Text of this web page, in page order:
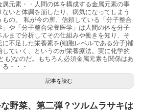
属元素・・人間の体を構成する金属元素の事
ないと体調を崩したり、病気になってしまう
もの。 私が今の所、信頼している「分子整合
」や「分子整合栄養医学」は人間の体を分子
ルまで分析してその仕組みや働きを知り、そ
に不足した栄養素を(細胞レベルである分子)補
していく、というのが栄養療法。実に化学的
も)なのだ。もちろん必須金属元素も関係はあ
る・・・
記事を読む
野菜、第二弾？ツルムラサキは